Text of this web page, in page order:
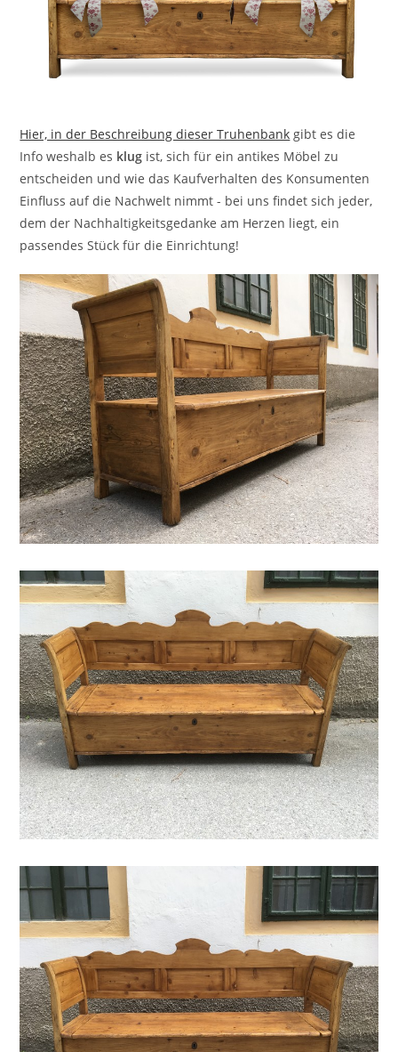
Hier, in der Beschreibung dieser Truhenbank gibt es die
Info weshalb es klug ist, sich für ein antikes Möbel zu
entscheiden und wie das Kaufverhalten des Konsumenten
Einfluss auf die Nachwelt nimmt - bei uns findet sich jeder,
dem der Nachhaltigkeitsgedanke am Herzen liegt, ein
passendes Stück für die Einrichtung!